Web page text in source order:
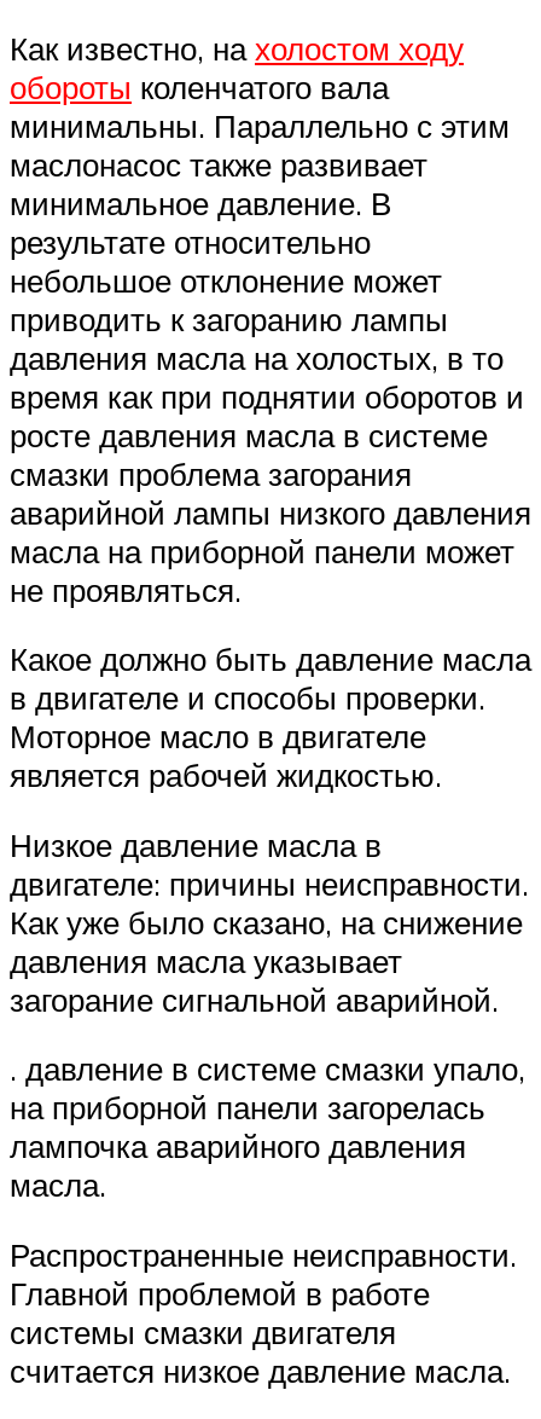
Как известно, нахолостом ходу
обороты коленчатого вала
минимальны. Параллельно с этим
маслонасос также развивает
минимальное давление. В
результате относительно
небольшое отклонение может
приводить к загоранию лампы
давления масла на холостых, в то
время как при поднятии оборотов и
росте давления масла в системе
смазки проблема загорания
аварийной лампы низкого давления
масла на приборной панели может
не проявляться.
Какое должно быть давление масла
в двигателе и способы проверки.
Моторное масло в двигателе
является рабочей жидкостью.
Низкое давление масла в
двигателе: причины неисправности.
Как уже было сказано, на снижение
давления масла указывает
загорание сигнальной аварийной.
. давление в системе смазки упало,
на приборной панели загорелась
лампочка аварийного давления
масла.
Распространенные неисправности.
Главной проблемой в работе
системы смазки двигателя
считается низкое давление масла.